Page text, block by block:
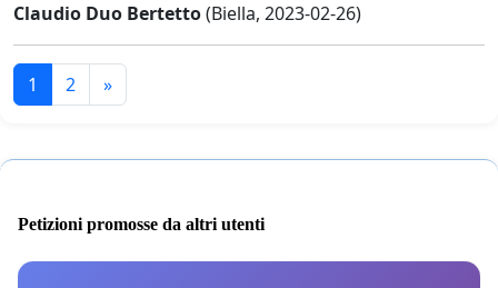
Claudio Duo Bertetto(Biella, 2023-02-26)
1 2 »
Petizioni promosse da altri utenti